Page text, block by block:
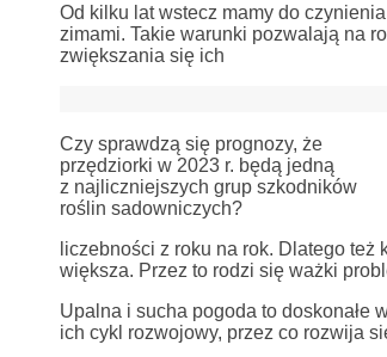
Od kilku lat wstecz mamy do
zimami. Takie warunki pozwalają na
zwiększania się ich
Czy sprawdzą się prognozy, że
przędziorki w 2023 r. będą jedną
z najliczniejszych grup szkodników
roślin sadowniczych?
liczebności z roku na rok. Dlatego
większa. Przez to rodzi się ważki
Upalna i sucha pogoda to doskonałe
ich cykl rozwojowy, przez co rozwija